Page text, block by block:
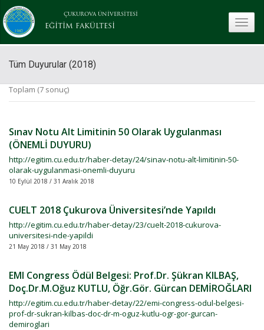
ÇUKUROVA ÜNİVERSİTESİ
EĞİTİM FAKÜLTESİ
Tüm Duyurular (2018)
Toplam (7 sonuç)
Sınav Notu Alt Limitinin 50 Olarak Uygulanması
(ÖNEMLİ DUYURU)
http://egitim.cu.edu.tr/haber-detay/24/sinav-notu-alt-limitinin-50-
olarak-uygulanmasi-onemli-duyuru
10 Eylül 2018 / 31 Aralık 2018
CUELT 2018 Çukurova Üniversitesi’nde Yapıldı
http://egitim.cu.edu.tr/haber-detay/23/cuelt-2018-cukurova-
universitesi-nde-yapildi
21 May 2018 / 31 May 2018
EMI Congress Ödül Belgesi: Prof.Dr. Şükran KILBAŞ,
Doç.Dr.M.Oğuz KUTLU, Öğr.Gör. Gürcan DEMİROĞLARI
http://egitim.cu.edu.tr/haber-detay/22/emi-congress-odul-belgesi-
prof-dr-sukran-kilbas-doc-dr-m-oguz-kutlu-ogr-gor-gurcan-
demiroglari